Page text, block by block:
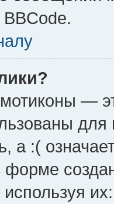
—
а :(
форме
используя